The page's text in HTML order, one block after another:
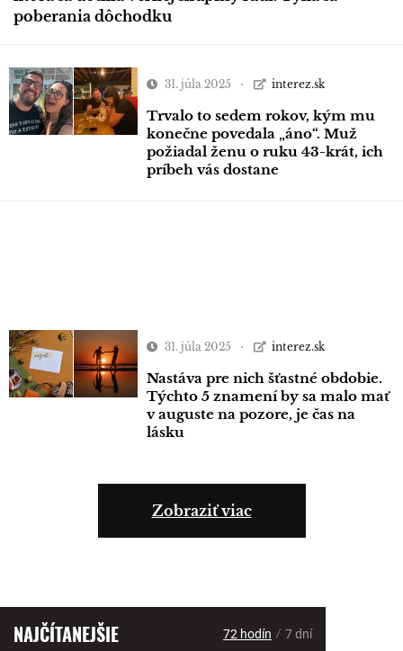
poberania dôchodku
31. júla 2025 interez.sk
Trvalo to sedem rokov, kým mu
konečne povedala „áno“. Muž
požiadal ženu o ruku 43-krát, ich
príbeh vás dostane
31. júla 2025 interez.sk
Nastáva pre nich šťastné obdobie.
Týchto 5 znamení by sa malo mať
v auguste na pozore, je čas na
lásku
Zobraziť viac
NAJČÍTANEJŠIE 72 hodín / 7 dní